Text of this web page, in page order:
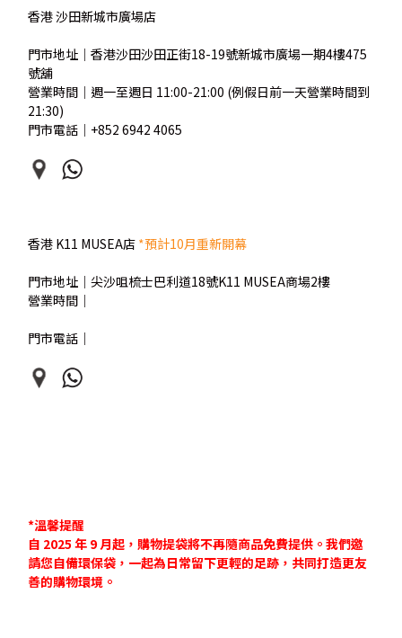
香港 沙田新城市廣場店
門市地址｜香港沙田沙田正街18-19號新城市廣場一期4樓475
號舖
營業時間｜週一至週日 11:00-21:00 (例假日前一天營業時間到
21:30)
門市電話｜+852 6942 4065
香港 K11 MUSEA店 *預計10月重新開幕
門市地址｜尖沙咀梳士巴利道18號K11 MUSEA商場2樓
營業時間｜
門市電話｜
*溫馨提醒
自 2025 年 9 月起，購物提袋將不再隨商品免費提供。我們邀
請您自備環保袋，一起為日常留下更輕的足跡，共同打造更友
善的購物環境。